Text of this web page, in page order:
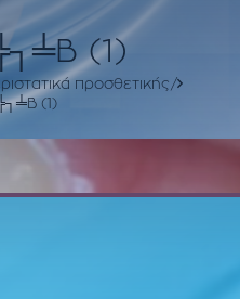
(1)
προσθετικής
(1)